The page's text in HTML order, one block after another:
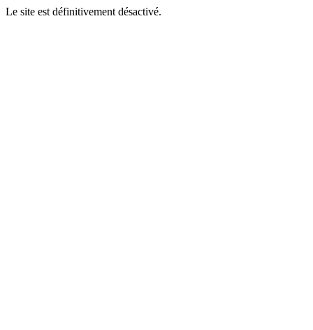
Le site est définitivement désactivé.